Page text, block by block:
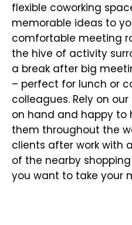
flexible coworking
memorable ideas to
comfortable meeting
the hive of activity
a break after big
– perfect for lunch or
colleagues. Rely on
on hand and happy to
them throughout the
clients after work with
of the nearby
you want to take your